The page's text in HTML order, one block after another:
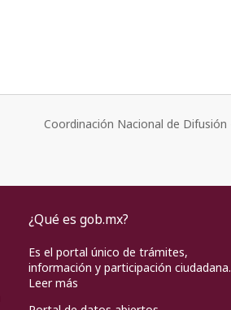
Coordinación Nacional de
¿Qué es gob.mx?
Es el portal único de trámites,
información y participación ciudadana.
Leer más